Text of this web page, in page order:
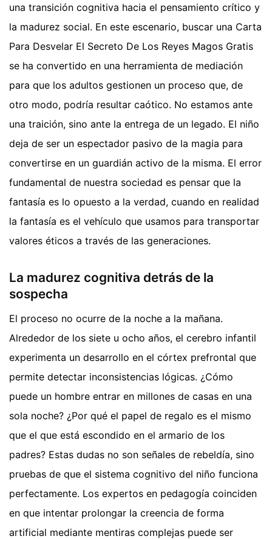
una transición cognitiva hacia el pensamiento crítico y
la madurez social. En este escenario, buscar una Carta
Para Desvelar El Secreto De Los Reyes Magos Gratis
se ha convertido en una herramienta de mediación
para que los adultos gestionen un proceso que, de
otro modo, podría resultar caótico. No estamos ante
una traición, sino ante la entrega de un legado. El niño
deja de ser un espectador pasivo de la magia para
convertirse en un guardián activo de la misma. El error
fundamental de nuestra sociedad es pensar que la
fantasía es lo opuesto a la verdad, cuando en realidad
la fantasía es el vehículo que usamos para transportar
valores éticos a través de las generaciones.
La madurez cognitiva detrás de la
sospecha
El proceso no ocurre de la noche a la mañana.
Alrededor de los siete u ocho años, el cerebro infantil
experimenta un desarrollo en el córtex prefrontal que
permite detectar inconsistencias lógicas. ¿Cómo
puede un hombre entrar en millones de casas en una
sola noche? ¿Por qué el papel de regalo es el mismo
que el que está escondido en el armario de los
padres? Estas dudas no son señales de rebeldía, sino
pruebas de que el sistema cognitivo del niño funciona
perfectamente. Los expertos en pedagogía coinciden
en que intentar prolongar la creencia de forma
artificial mediante mentiras complejas puede ser